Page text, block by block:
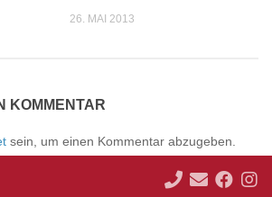
26. MAI 2013
KOMMENTAR
sein, um einen Kommentar abzugeben.